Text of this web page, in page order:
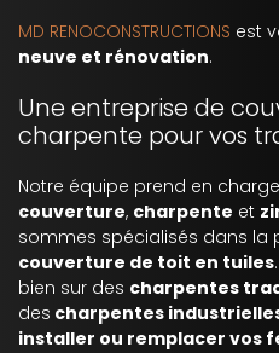
MD RENOCONSTRUCTIONS est
neuve et rénovation.
Une entreprise de
charpente pour vos
Notre équipe prend en
couverture, charpente et
sommes spécialisés dans la
couverture de toit en tuiles
bien sur des charpentes
des charpentes
installer ou remplacer vos